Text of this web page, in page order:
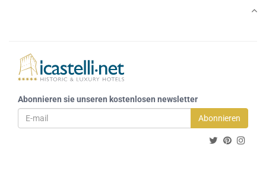
Abonnieren sie unseren kostenlosen newsletter
Abonnieren